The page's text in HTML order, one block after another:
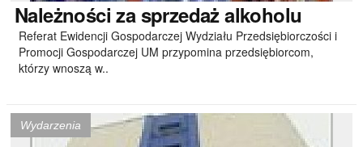
Należności za sprzedaż alkoholu
Referat Ewidencji Gospodarczej Wydziału Przedsiębiorczości i
Promocji Gospodarczej UM przypomina przedsiębiorcom,
którzy wnoszą w..
Wydarzenia